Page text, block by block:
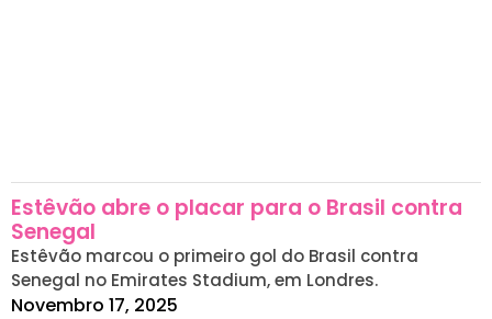
Estêvão abre o placar para o Brasil contra
Senegal
Estêvão marcou o primeiro gol do Brasil contra
Senegal no Emirates Stadium, em Londres.
Novembro 17, 2025